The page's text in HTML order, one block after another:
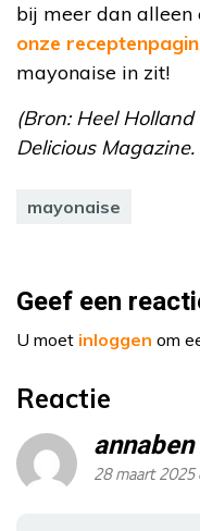
bij meer dan alleen
onze
mayonaise in zit!
(Bron: Heel
Delicious
mayonaise
Geef een
U moet inloggen om
Reactie
annaben
28 maart 2025